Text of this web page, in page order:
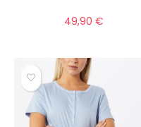
49,90€